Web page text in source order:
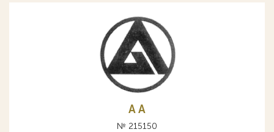
A А
№ 215150